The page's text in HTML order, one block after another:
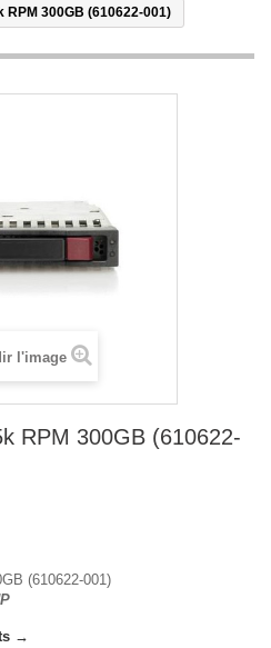
RPM 300GB (610622-001)
l'image
RPM 300GB (610622-
(610622-001)
→